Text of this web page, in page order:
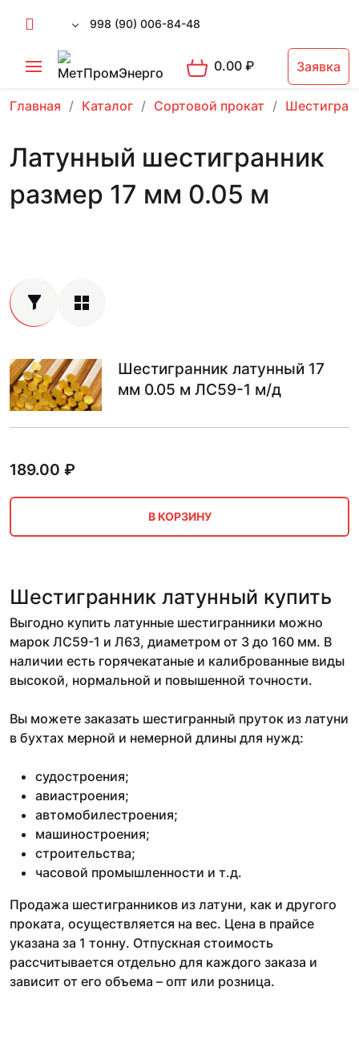
998 (90) 006-84-48
0.00₽ Заявка
Главная Каталог Сортовой прокат
Латунный шестигранник
размер 17 мм 0.05 м
Шестигранник латунный 17
мм 0.05 м ЛС59-1 м/д
189.00 ₽
В КОРЗИНУ
Шестигранник латунный купить
Выгодно купить латунные шестигранники можно
марок ЛС59-1 и Л63, диаметром от 3 до 160 мм. В
наличии есть горячекатаные и калиброванные виды
высокой, нормальной и повышенной точности.
Вы можете заказать шестигранный пруток из латуни
в бухтах мерной и немерной длины для нужд:
судостроения;
авиастроения;
автомобилестроения;
машиностроения;
строительства;
часовой промышленности и т.д.
Продажа шестигранников из латуни, как и другого
проката, осуществляется на вес. Цена в прайсе
указана за 1 тонну. Отпускная стоимость
рассчитывается отдельно для каждого заказа и
зависит от его объема – опт или розница.